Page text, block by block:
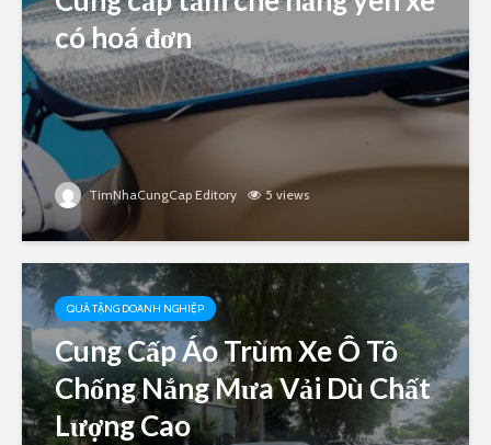
có hoá đơn
TimNhaCungCap Editory 5 views
QUÀ TẶNG DOANH NGHIỆP
Cung Cấp Áo Trùm Xe Ô Tô
Chống Nắng Mưa Vải Dù Chất
Lượng Cao